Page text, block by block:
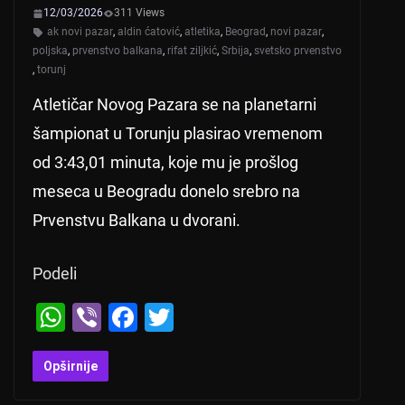
12/03/2026
311 Views
ak novi pazar, aldin ćatović, atletika, Beograd, novi pazar,
poljska, prvenstvo balkana, rifat ziljkić, Srbija, svetsko prvenstvo
, torunj
Atletičar Novog Pazara se na planetarni
šampionat u Torunju plasirao vremenom
od 3:43,01 minuta, koje mu je prošlog
meseca u Beogradu donelo srebro na
Prvenstvu Balkana u dvorani.
Podeli
W
h
at
Vi
b
er
F
Opširnije